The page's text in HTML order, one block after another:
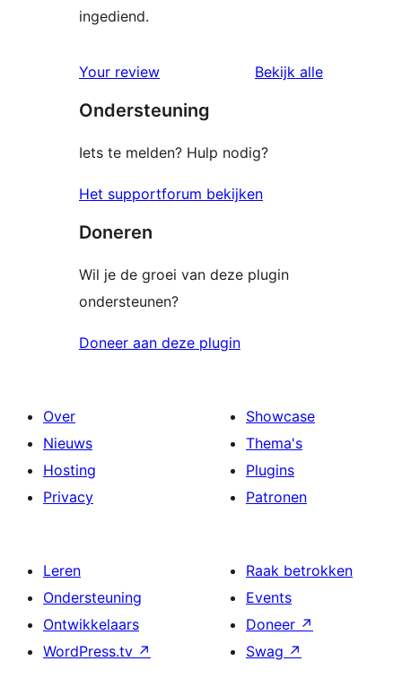
ingediend.
Your review Bekijk alle
Ondersteuning
Iets te melden? Hulp nodig?
Het supportforum bekijken
Doneren
Wil je de groei van deze plugin
ondersteunen?
Doneer aan deze plugin
Over
Nieuws
Hosting
Privacy
Showcase
Thema's
Plugins
Patronen
Leren
Ondersteuning
Ontwikkelaars
WordPress.tv ↗
Raak betrokken
Events
Doneer ↗
Swag ↗